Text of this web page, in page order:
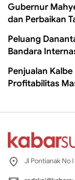
Gubernur
dan Perbaikan
Peluang
Bandara
Penjualan
Profitabilitas
Jl Pontianak No